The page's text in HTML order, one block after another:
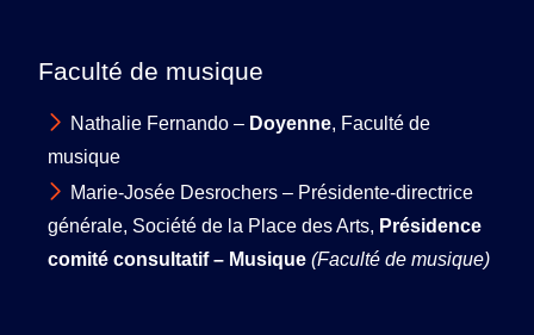
Faculté de musique
Nathalie Fernando – Doyenne, Faculté de
musique
Marie-Josée Desrochers – Présidente-directrice
générale, Société de la Place des Arts, Présidence
comité consultatif – Musique (Faculté de musique)